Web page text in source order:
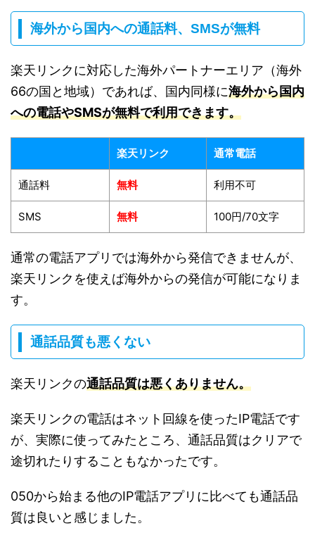
海外から国内への通話料、SMSが無料
楽天リンクに対応した海外パートナーエリア（海外
66の国と地域）であれば、国内同様に海外から国内
への電話やSMSが無料で利用できます。
楽天リンク 通常電話
通話料 無料 利用不可
SMS 無料 100円/70文字
通常の電話アプリでは海外から発信できませんが、
楽天リンクを使えば海外からの発信が可能になりま
す。
通話品質も悪くない
楽天リンクの通話品質は悪くありません。
楽天リンクの電話はネット回線を使ったIP電話です
が、実際に使ってみたところ、通話品質はクリアで
途切れたりすることもなかったです。
050から始まる他のIP電話アプリに比べても通話品
質は良いと感じました。